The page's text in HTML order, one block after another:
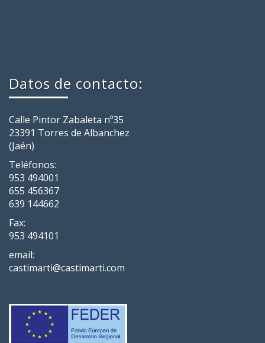
Datos de contacto:
Calle Pintor Zabaleta nº35
23391 Torres de Albanchez
(Jaén)
Teléfonos:
953 494001
655 456367
639 144662
Fax:
953 494101
email:
castimarti@castimarti.com